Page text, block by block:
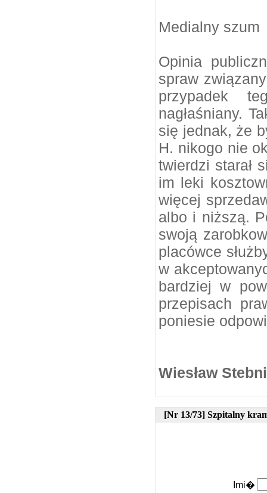
Medialny szum
Opinia
spraw
przypadek
nagłaśniany.
się jednak, że
H. nikogo nie
twierdzi starał
im leki
więcej
albo i niższą.
swoją
placówce
w
bardziej w
przepisach
poniesie
Wiesław
[Nr 13/73] Szpitalny
Imi�